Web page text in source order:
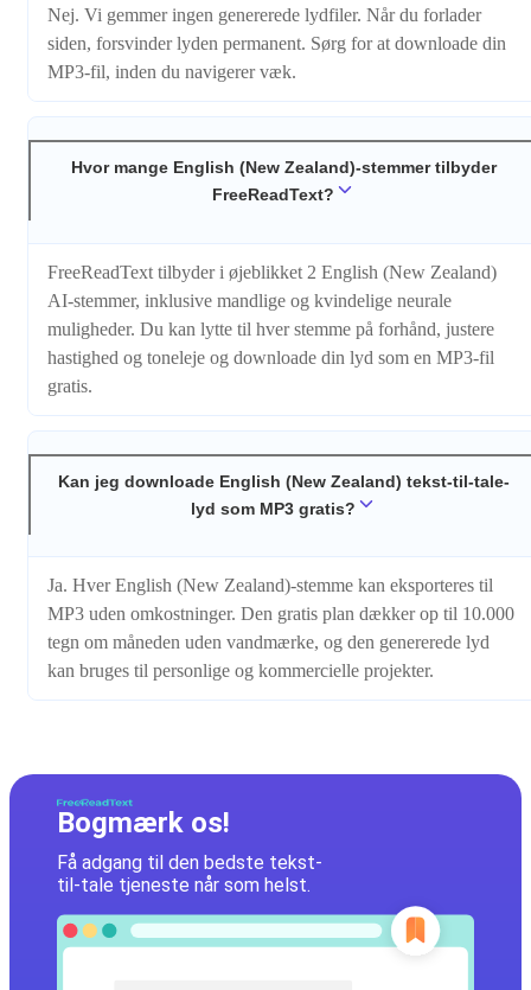
Nej. Vi gemmer ingen genererede lydfiler. Når du forlader
siden, forsvinder lyden permanent. Sørg for at downloade din
MP3-fil, inden du navigerer væk.
Hvor mange English (New Zealand)-stemmer tilbyder
FreeReadText?
FreeReadText tilbyder i øjeblikket 2 English (New Zealand)
AI-stemmer, inklusive mandlige og kvindelige neurale
muligheder. Du kan lytte til hver stemme på forhånd, justere
hastighed og toneleje og downloade din lyd som en MP3-fil
gratis.
Kan jeg downloade English (New Zealand) tekst-til-tale-
lyd som MP3 gratis?
Ja. Hver English (New Zealand)-stemme kan eksporteres til
MP3 uden omkostninger. Den gratis plan dækker op til 10.000
tegn om måneden uden vandmærke, og den genererede lyd
kan bruges til personlige og kommercielle projekter.
Bogmærk os!
Få adgang til den bedste tekst-
til-tale tjeneste når som helst.